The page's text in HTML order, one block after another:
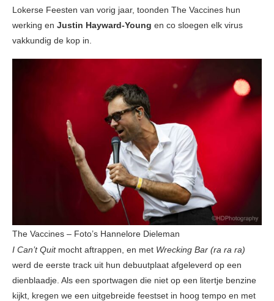
Lokerse Feesten van vorig jaar, toonden The Vaccines hun
werking en Justin Hayward-Young en co sloegen elk virus
vakkundig de kop in.
The Vaccines – Foto’s Hannelore Dieleman
I Can’t Quitmocht aftrappen, en met Wrecking Bar (ra ra ra)
werd de eerste track uit hun debuutplaat afgeleverd op een
dienblaadje. Als een sportwagen die niet op een litertje benzine
kijkt, kregen we een uitgebreide feestset in hoog tempo en met